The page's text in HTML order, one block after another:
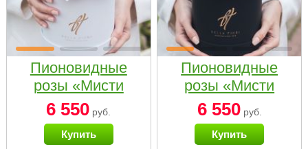
Пионовидные
розы «Мисти
бабблс» в белой
коробке Small
6 550 руб.
Купить
Пионовидные
розы «Мисти
бабблс» в
черной коробке
Small
6 550руб.
Купить